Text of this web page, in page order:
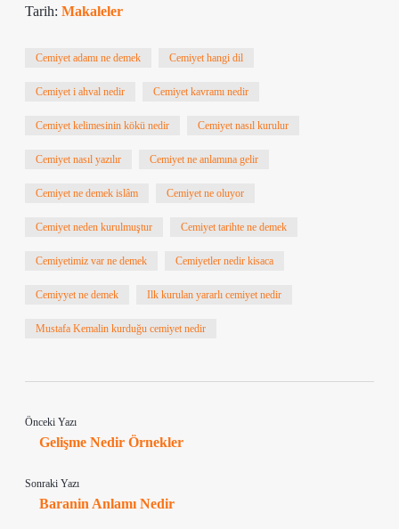
Tarih: Makaleler
Cemiyet adamı ne demek Cemiyet hangi dil
Cemiyet i ahval nedir Cemiyet kavramı nedir
Cemiyet kelimesinin kökü nedir Cemiyet nasıl kurulur
Cemiyet nasıl yazılır Cemiyet ne anlamına gelir
Cemiyet ne demek islâm Cemiyet ne oluyor
Cemiyet neden kurulmuştur Cemiyet tarihte ne demek
Cemiyetimiz var ne demek Cemiyetler nedir kisaca
Cemiyyet ne demek Ilk kurulan yararlı cemiyet nedir
Mustafa Kemalin kurduğu cemiyet nedir
Önceki Yazı
Gelişme Nedir Örnekler
Sonraki Yazı
Baranin Anlamı Nedir